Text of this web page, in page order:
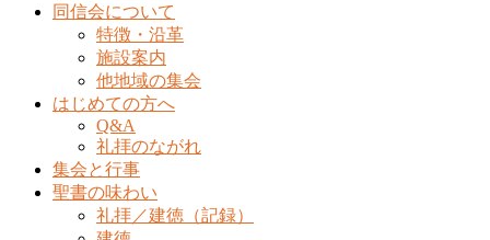
同信会について
特徴・沿革
施設案内
他地域の集会
はじめての方へ
Q&A
礼拝のながれ
集会と行事
聖書の味わい
礼拝／建徳（記録）